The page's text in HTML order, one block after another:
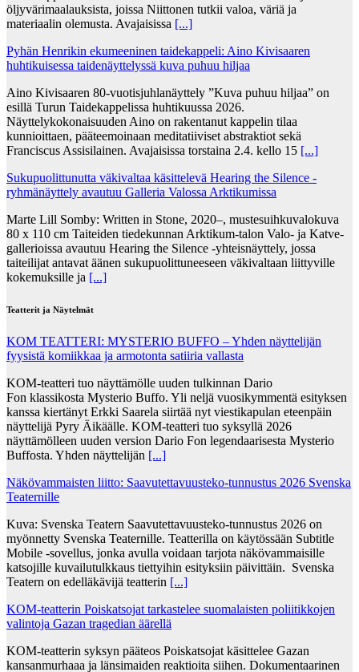
öljyvärimaalauksista, joissa Niittonen tutkii valoa, väriä ja
materiaalin olemusta. Avajaisissa [...]
Pyhän Henrikin ekumeeninen taidekappeli: Aino Kivisaaren
huhtikuisessa taidenäyttelyssä kuva puhuu hiljaa
Aino Kivisaaren 80-vuotisjuhlanäyttely ”Kuva puhuu hiljaa” on
esillä Turun Taidekappelissa huhtikuussa 2026.
Näyttelykokonaisuuden Aino on rakentanut kappelin tilaa
kunnioittaen, pääteemoinaan meditatiiviset abstraktiot sekä
Franciscus Assisilainen. Avajaisissa torstaina 2.4. kello 15 [...]
Sukupuolittunutta väkivaltaa käsittelevä Hearing the Silence -
ryhmänäyttely avautuu Galleria Valossa Arktikumissa
Marte Lill Somby: Written in Stone, 2020–, mustesuihkuvalokuva
80 x 110 cm Taiteiden tiedekunnan Arktikum-talon Valo- ja Katve-
gallerioissa avautuu Hearing the Silence -yhteisnäyttely, jossa
taiteilijat antavat äänen sukupuolittuneeseen väkivaltaan liittyville
kokemuksille ja [...]
Teatterit ja Näytelmät
KOM TEATTERI: MYSTERIO BUFFO – Yhden näyttelijän
fyysistä komiikkaa ja armotonta satiiria vallasta
KOM-teatteri tuo näyttämölle uuden tulkinnan Dario
Fon klassikosta Mysterio Buffo. Yli neljä vuosikymmentä esityksen
kanssa kiertänyt Erkki Saarela siirtää nyt viestikapulan eteenpäin
näyttelijä Pyry Äikäälle. KOM-teatteri tuo syksyllä 2026
näyttämölleen uuden version Dario Fon legendaarisesta Mysterio
Buffosta. Yhden näyttelijän [...]
Näkövammaisten liitto: Saavutettavuusteko-tunnustus 2026 Svenska
Teaternille
Kuva: Svenska Teatern Saavutettavuusteko-tunnustus 2026 on
myönnetty Svenska Teaternille. Teatterilla on käytössään Subtitle
Mobile -sovellus, jonka avulla voidaan tarjota näkövammaisille
katsojille kuvailutulkkaus tiettyihin esityksiin päivittäin. Svenska
Teatern on edelläkävijä teatterin [...]
KOM-teatterin Poiskatsojat tarkastelee suomalaisten poliitikkojen
valintoja Gazan tragedian äärellä
KOM-teatterin syksyn pääteos Poiskatsojat käsittelee Gazan
kansanmurhaaa ja länsimaiden reaktioita siihen. Dokumentaarinen